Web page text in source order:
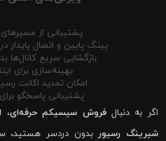
پشتیبانی از
پینگ پایین و اتصال پایدار
بازگشایی سریع کانال‌ها
بهینه‌سازی برای
امکان تمدید اکانت
پشتیبانی پاسخگو
اگر به دنبالفروش سیسیکم حرفه‌ای،
شیرینگ رسیوربدون دردسر هستید،